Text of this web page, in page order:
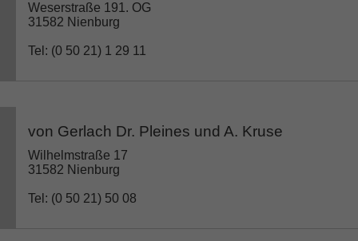
Weserstraße 191. OG
31582 Nienburg
Tel: (0 50 21) 1 29 11
von Gerlach Dr. Pleines und A. Kruse
Wilhelmstraße 17
31582 Nienburg
Tel: (0 50 21) 50 08